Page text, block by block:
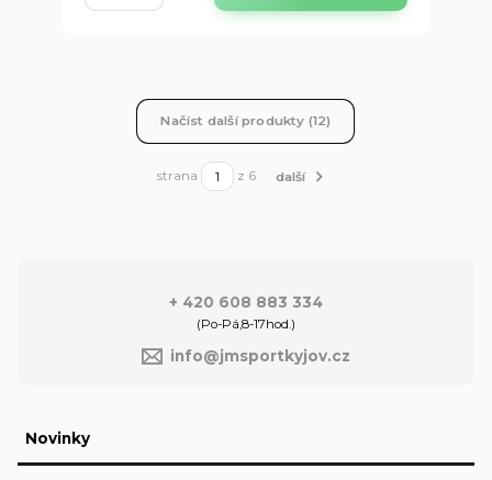
Načíst další produkty (12)
strana z 6 další
+ 420 608 883 334
(Po-Pá,8-17hod.)
info@jmsportkyjov.cz
Novinky